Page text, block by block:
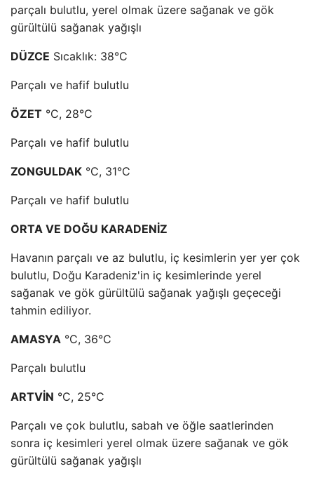
parçalı bulutlu, yerel olmak üzere sağanak ve gök
gürültülü sağanak yağışlı
DÜZCE Sıcaklık: 38°C
Parçalı ve hafif bulutlu
ÖZET °C, 28°C
Parçalı ve hafif bulutlu
ZONGULDAK °C, 31°C
Parçalı ve hafif bulutlu
ORTA VE DOĞU KARADENİZ
Havanın parçalı ve az bulutlu, iç kesimlerin yer yer çok
bulutlu, Doğu Karadeniz'in iç kesimlerinde yerel
sağanak ve gök gürültülü sağanak yağışlı geçeceği
tahmin ediliyor.
AMASYA °C, 36°C
Parçalı bulutlu
ARTVİN °C, 25°C
Parçalı ve çok bulutlu, sabah ve öğle saatlerinden
sonra iç kesimleri yerel olmak üzere sağanak ve gök
gürültülü sağanak yağışlı